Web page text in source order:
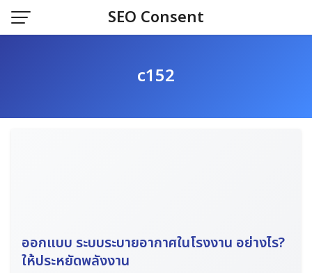
Skip
SEO Consent
c152
ออกแบบ ระบบระบายอากาศในโรงงาน อย่างไร?
ให้ประหยัดพลังงาน